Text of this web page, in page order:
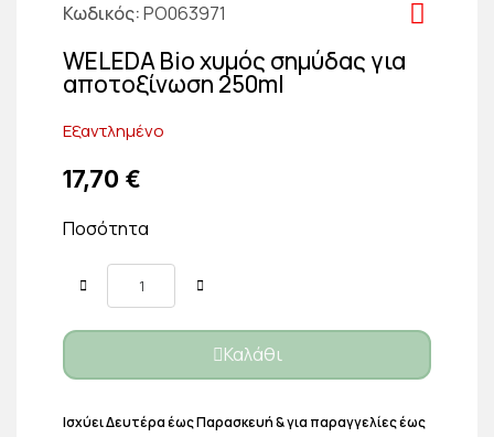
Κωδικός PO063971
WELEDA Bio χυμός σημύδας για
αποτοξίνωση 250ml
Εξαντλημένο
17,70 €
Ποσότητα
Καλάθι
Ισχύει Δευτέρα έως Παρασκευή & για παραγγελίες έως